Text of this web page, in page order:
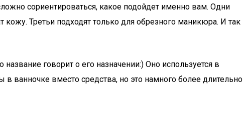
сориентироваться, какое подойдет именно вам. Одни
Третьи подходят только для обрезного маникюра. И так
говорит о его назначении:) Оно используется в
ванночке вместо средства, но это намного более длительно